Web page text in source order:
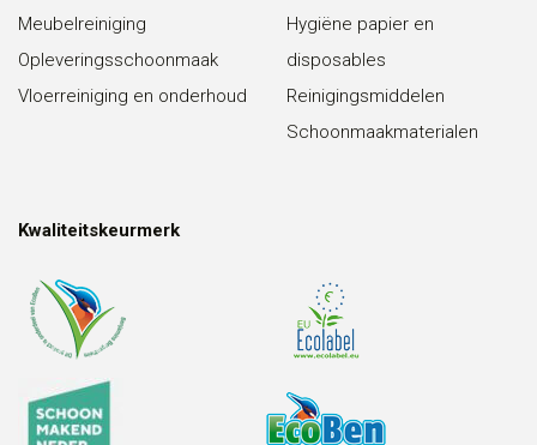
Meubelreiniging
Opleveringsschoonmaak
Vloerreiniging en onderhoud
Hygiëne papier en
disposables
Reinigingsmiddelen
Schoonmaakmaterialen
Kwaliteitskeurmerk